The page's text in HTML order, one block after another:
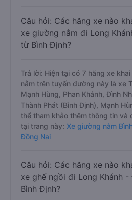
Câu hỏi: Các hãng xe nào
xe giường nằm đi Long
từ Bình Định?
Trả lời: Hiện tại có 7 hãng xe
nằm trên tuyến đường này là xe
Mạnh Hùng, Phan Khánh, Đình
Thành Phát (Bình Định), Mạnh
thể tham khảo thêm thông tin và
tại trang này: Xe giường nằm
Đồng Nai
Câu hỏi: Các hãng xe nào
xe ghế ngồi đi Long Khánh
Bình Định?